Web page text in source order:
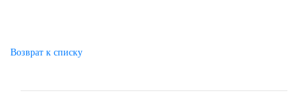
Возврат к списку